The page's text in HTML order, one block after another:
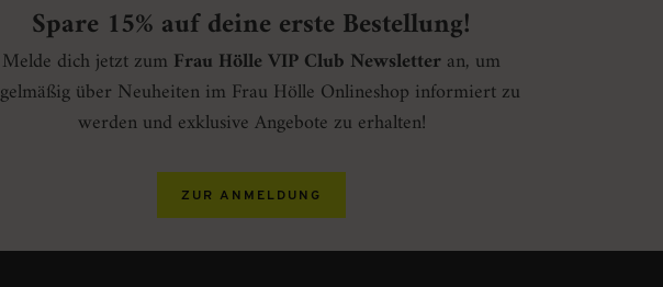
Spare 15% auf deine erste Bestellung!
Melde dich jetzt zum Frau Hölle VIP Club Newsletteran, um
über Neuheiten im Frau Hölle Onlineshop informiert zu
werden und exklusive Angebote zu erhalten!
ZUR ANMELDUNG